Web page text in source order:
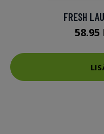
FRESH
58.95